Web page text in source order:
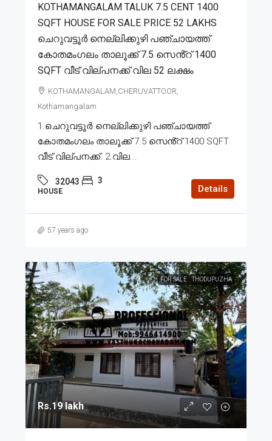
KOTHAMANGALAM TALUK 7.5 CENT 1400
SQFT HOUSE FOR SALE PRICE 52 LAKHS
ചെറുവട്ടൂർ നെല്ലിക്കുഴി പഞ്ചായത്ത്
കോതമംഗലം താലൂക്ക് 7.5 സെൻ്റ് 1400
SQFT വീട് വില്പനക്ക് വില 52 ലക്ഷം
KOTHAMANGALAM,CHERUVATTOOR,
Kothamangalam
1.ചെറുവട്ടൂർ നെല്ലിക്കുഴി പഞ്ചായത്ത്
കോതമംഗലം താലൂക്ക് 7.5 സെൻ്റ് 1400 SQFT
വീട് വില്പനക്ക്. 2.വില...
32043 3
HOUSE Details
57 years ago
FOR SALE THODUPUZHA
Rs.19 lakh